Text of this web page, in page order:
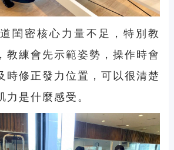
閨密核心力量不足，特別教
教練會先示範姿勢，操作時會
時修正發力位置，可以很清楚
是什麼感受。